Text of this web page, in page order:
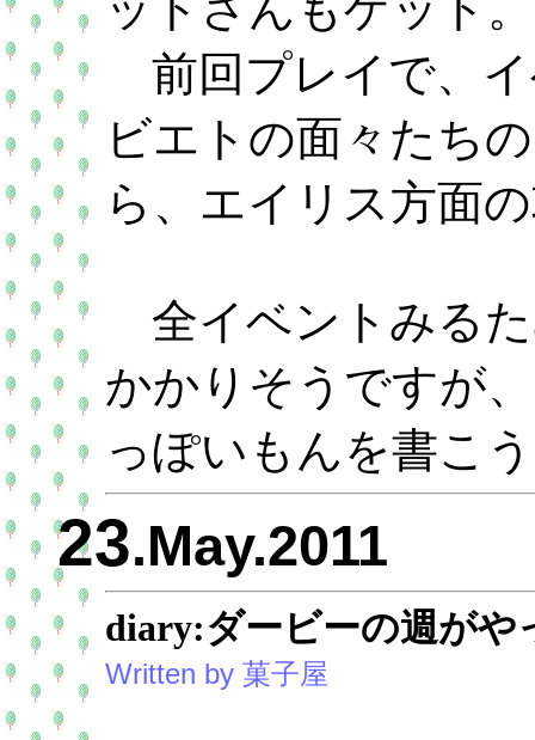
前回プレイで、
ビエトの面々たち
ら、エイリス方面
全イベントみる
かかりそうですが
っぽいもんを書こ
23.May.2011
diary:ダービーの週がや
Written by 菓子屋